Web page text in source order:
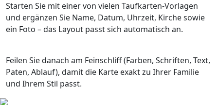
Starten Sie mit einer von vielen Taufkarten-Vorlagen
und ergänzen Sie Name, Datum, Uhrzeit, Kirche sowie
ein Foto – das Layout passt sich automatisch an.
Feilen Sie danach am Feinschliff (Farben, Schriften, Text,
Paten, Ablauf), damit die Karte exakt zu Ihrer Familie
und Ihrem Stil passt.